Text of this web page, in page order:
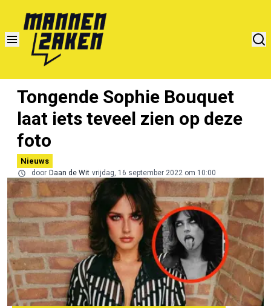
Tongende Sophie Bouquet
laat iets teveel zien op deze
foto
Nieuws
door Daan de Wit vrijdag, 16 september 2022 om 10:00